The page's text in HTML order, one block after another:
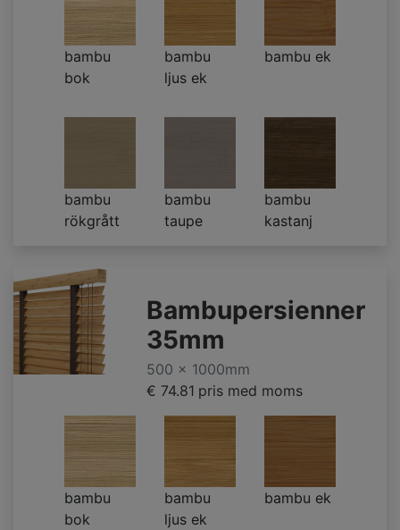
bambu
bok
bambu
ljus ek
bambu ek
bambu
rökgrått
bambu
taupe
bambu
kastanj
Bambupersienner
35mm
500 x 1000mm
€ 74.81 pris med moms
bambu
bok
bambu
ljus ek
bambu ek